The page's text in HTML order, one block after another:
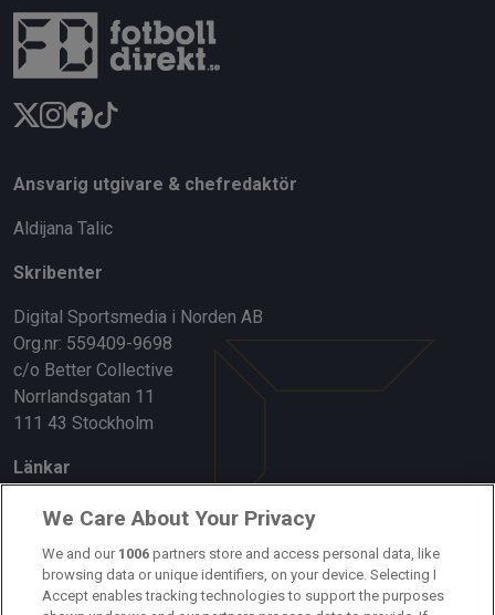
Ansvarig utgivare & chefredaktör
Aldijana Talic
Skribenter
Digital Sportsmedia i Norden AB
Org.nr: 559409-9698
c/o Better Collective
Norrlandsgatan 11
111 43 Stockholm
Länkar
Om oss
Kontakta oss
Kundtjänst
We Care About Your Privacy
We and our 1006 partners store and access personal data, like
browsing data or unique identifiers, on your device. Selecting I
Accept enables tracking technologies to support the purposes